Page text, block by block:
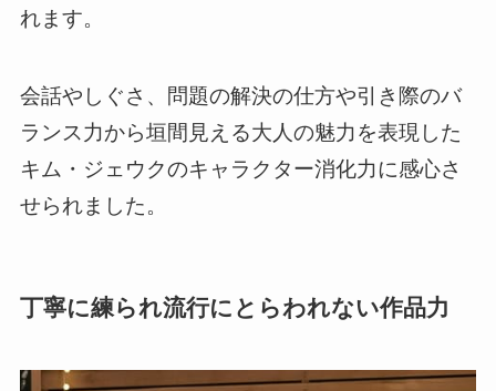
れます。
会話やしぐさ、問題の解決の仕方や引き際のバ
ランス力から垣間見える大人の魅力を表現した
キム・ジェウクのキャラクター消化力に感心さ
せられました。
丁寧に練られ流行にとらわれない作品力